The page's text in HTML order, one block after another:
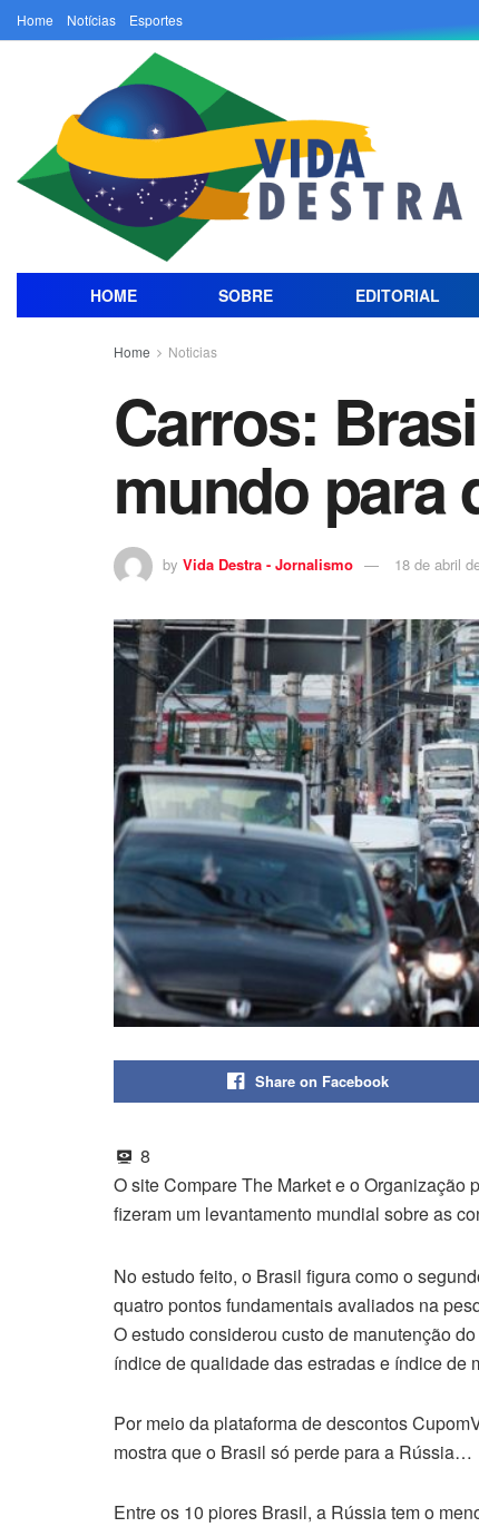
Home Notícias Esportes
HOME SOBRE EDITORIAL
Home Noticias
Carros:
mundo para
by Vida Destra - Jornalismo 18 de abril
Share on Facebook
8
O site Compare The Market e o
fizeram um levantamento mundial sobre as
No estudo feito, o Brasil figura como o
quatro pontos fundamentais avaliados na
O estudo considerou custo de manutenção
índice de qualidade das estradas e índice de
Por meio da plataforma de descontos
mostra que o Brasil só perde para a Rússia…
Entre os 10 piores Brasil, a Rússia tem o